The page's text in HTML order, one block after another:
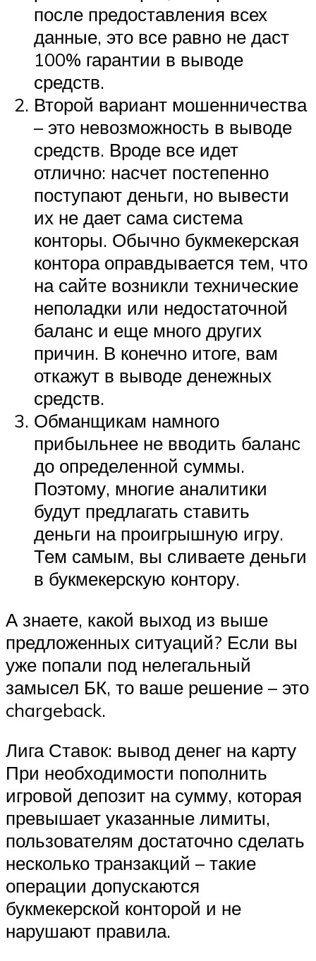
после предоставления всех
данные, это все равно не даст
100% гарантии в выводе
средств.
Второй вариант мошенничества
– это невозможность в выводе
средств. Вроде все идет
отлично: насчет постепенно
поступают деньги, но вывести
их не дает сама система
конторы. Обычно букмекерская
контора оправдывается тем, что
на сайте возникли технические
неполадки или недостаточной
баланс и еще много других
причин. В конечно итоге, вам
откажут в выводе денежных
средств.
Обманщикам намного
прибыльнее не вводить баланс
до определенной суммы.
Поэтому, многие аналитики
будут предлагать ставить
деньги на проигрышную игру.
Тем самым, вы сливаете деньги
в букмекерскую контору.
А знаете, какой выход из выше
предложенных ситуаций? Если вы
уже попали под нелегальный
замысел БК, то ваше решение – это
chargeback.
Лига Ставок: вывод денег на карту
При необходимости пополнить
игровой депозит на сумму, которая
превышает указанные лимиты,
пользователям достаточно сделать
несколько транзакций – такие
операции допускаются
букмекерской конторой и не
нарушают правила.